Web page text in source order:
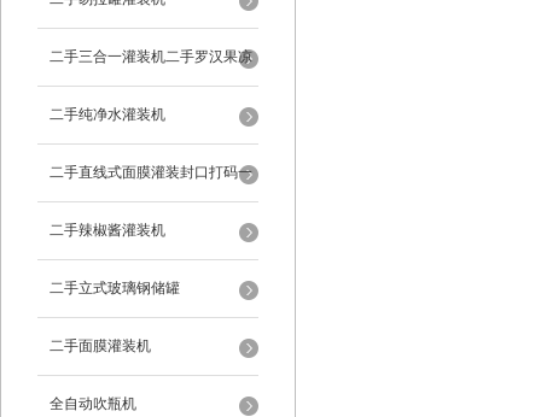
二手三合一灌装机二手罗汉果凉
茶灌装机
二手纯净水灌装机
二手直线式面膜灌装封口打码一
体机
二手辣椒酱灌装机
二手立式玻璃钢储罐
二手面膜灌装机
全自动吹瓶机